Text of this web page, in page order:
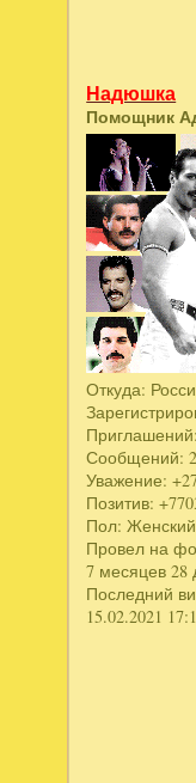
Надюшка
Помощник
Откуда:
Приглашений:
Сообщений:
Уважение:
Позитив:
Пол: Женский
Провел на
7 месяцев 28
Последний
15.02.2021